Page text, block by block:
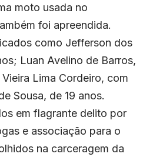
moto usada no
foi apreendida.
como Jefferson dos
Luan Avelino de Barros,
Lima Cordeiro, com
Sousa, de 19 anos.
em flagrante delito por
e associação para o
na carceragem da